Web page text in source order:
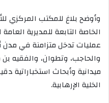
وأوضح بلاغ للمكتب المركزي
الخاصة التابعة للمديرية
عمليات تدخل متزامنة في مدن
والحاجب، وتطوان، والفقيه
ميدانية وأبحاث استخباراتية
الخلية الإرهابية.